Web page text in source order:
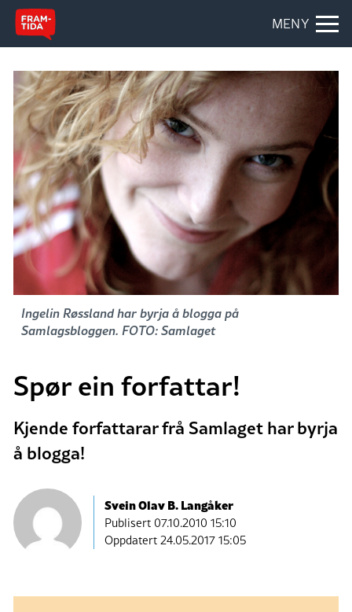
MENY
Ingelin Røssland har byrja å blogga på
Samlagsbloggen. FOTO: Samlaget
Spør ein forfattar!
Kjende forfattarar frå Samlaget har byrja
å blogga!
Svein Olav B. Langåker
Publisert07.10.2010 15:10
Oppdatert 24.05.2017 15:05